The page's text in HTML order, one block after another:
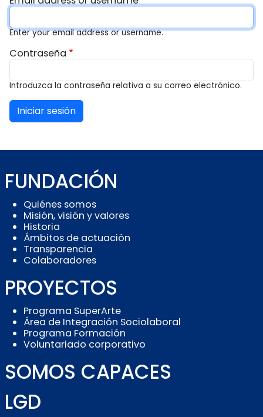
Enter your email address or username.
Contraseña
Introduzca la contraseña relativa a su correo electrónico.
FUNDACIÓN
Quiénes somos
Misión, visión y valores
Historia
Ámbitos de actuación
Transparencia
Colaboradores
PROYECTOS
Programa SuperArte
Área de Integración Sociolaboral
Programa Formación
Voluntariado corporativo
SOMOS CAPACES
LGD